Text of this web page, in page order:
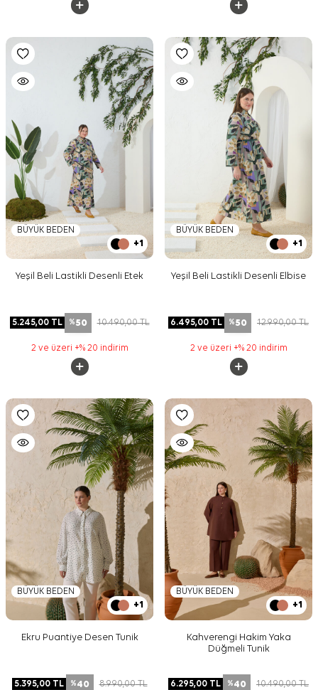
BÜYÜK BEDEN
+1
Yeşil Beli Lastikli Desenli Etek
5.245,00TL %50 10.490,00TL
2 ve üzeri +% 20 indirim
BÜYÜK BEDEN
+1
Yeşil Beli Lastikli Desenli Elbise
6.495,00 TL %50 12.990,00TL
2 ve üzeri +% 20 indirim
BÜYÜK BEDEN
+1
Ekru Puantiye Desen Tunik
5.395,00TL %40 8.990,00TL
BÜYÜK BEDEN
+1
Kahverengi Hakim Yaka
Düğmeli Tunik
6.295,00 TL %40 10.490,00TL